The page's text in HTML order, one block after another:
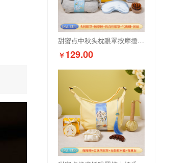
甜蜜点中秋头枕眼罩按摩捶实用伴手礼套装DAL1371
￥129.00